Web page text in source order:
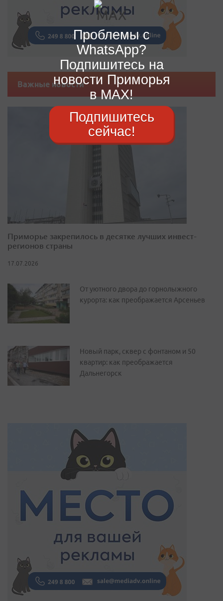
Важные новости
Приморье закрепилось в десятке лучших инвест-
регионов страны
17.07.2026
От уютного двора до горнолыжного
курорта: как преображается Арсеньев
Новый парк, сквер с фонтаном и 50
квартир: как преображается
Дальнегорск
Проблемы с
WhatsApp?
Подпишитесь на
новости Приморья
в MAX!
Подпишитесь
сейчас!